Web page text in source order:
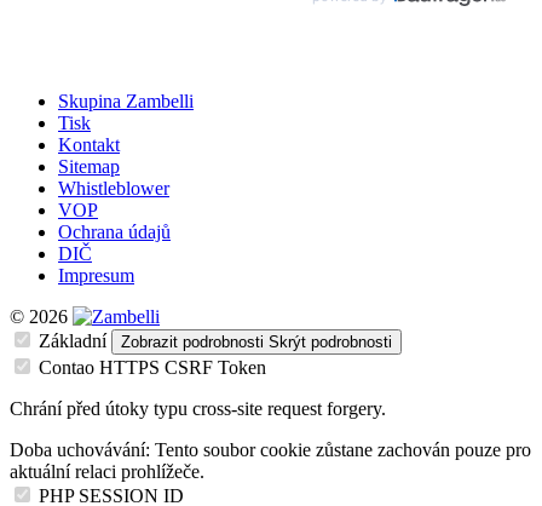
Skupina Zambelli
Tisk
Kontakt
Sitemap
Whistleblower
VOP
Ochrana údajů
DIČ
Impresum
© 2026
Základní
Zobrazit podrobnosti Skrýt podrobnosti
Contao HTTPS CSRF Token
Chrání před útoky typu cross-site request forgery.
Doba uchovávání: Tento soubor cookie zůstane zachován pouze pro
aktuální relaci prohlížeče.
PHP SESSION ID